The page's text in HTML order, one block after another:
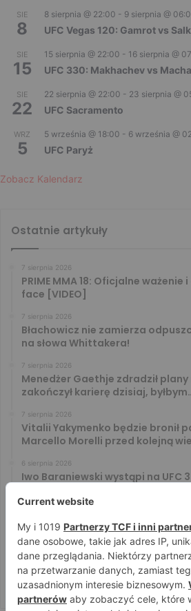
SIE
8
8 sierpnia @ 22:00 - 9 sierpnia @
UFC Vegas 120: Gamrot vs
SIE
15
15 sierpnia @ 22:00 - 16 sierpnia @
UFC 330: Makhachev vs
SIE
22
22 sierpnia @ 22:00 - 23 sierpnia @
UFC Sacramento
WRZ
5
5 września @ 18:00 - 6 września @
UFC Paryż
Zobacz Kalendarz
Ostatnie artykuły
7 sierpnia 2026
PRIME MMA 18: Oficjalne
face [VIDEO]
7 sierpnia 2026
Błachowicz nie zamierza
na słowa Whittakera!
7 sierpnia 2026
Menedżer Gaethje zdradził
zakończył karierę dzisiaj,
7 sierpnia 2026
Vitalii Yakymenko będzie bronił
Marcello Morelli przed kolejną
6 sierpnia 2026
Iwo Baraniewski wystąpi na UFC
Don Kasjo poznał rywala na
przeciwnikiem Króla
6 sierpnia 2026
Niepokonany Włodarczyk
KSW 122 zmierzy się z Paivą